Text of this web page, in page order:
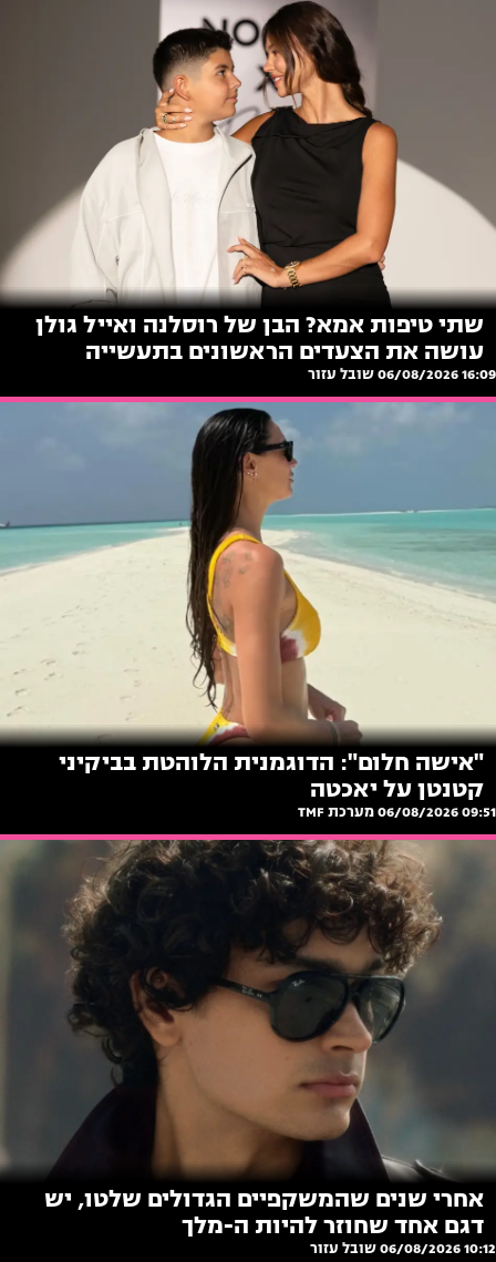
שתי טיפות אמא? הבן של רוסלנה ואייל גולן
עושה את הצעדים הראשונים בתעשייה
16:09 06/08/2026 שובל עזור
"אישה חלום": הדוגמנית הלוהטת בביקיני
קטנטן על יאכטה
09:51 06/08/2026 מערכת TMF
אחרי שנים שהמשקפיים הגדולים שלטו, יש
דגם אחד שחוזר להיות ה-מלך
10:12 06/08/2026 שובל עזור